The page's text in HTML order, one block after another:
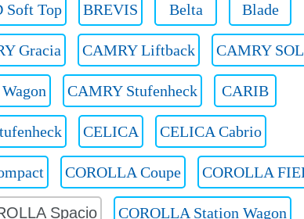
Soft Top BREVIS Belta Blade
Gracia CAMRY Liftback CAMRY
CAMRY Stufenheck CARIB
CELICA CELICA Cabrio
COROLLA Coupe COROLLA
Spacio COROLLA Station Wagon